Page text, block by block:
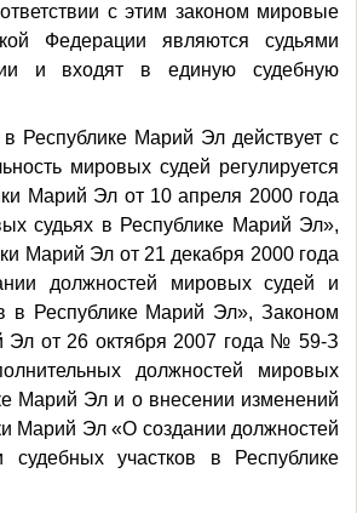
с этим законом мировые
Федерации являются судьями
и входят в единую судебную
Республике Марий Эл действует с
мировых судей регулируется
Марий Эл от 10 апреля 2000 года
судьях в Республике Марий Эл»,
Марий Эл от 21 декабря 2000 года
должностей мировых судей и
в Республике Марий Эл», Законом
Эл от 26 октября 2007 года № 59-З
должностей мировых
Марий Эл и о внесении изменений
Марий Эл «О создании должностей
участков в Республике